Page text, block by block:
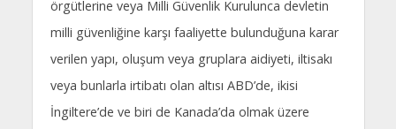
örgütlerine veya Milli Güvenlik Kurulunca devletin
milli güvenliğine karşı faaliyette bulunduğuna karar
verilen yapı, oluşum veya gruplara aidiyeti, iltisakı
veya bunlarla irtibatı olan altısı ABD’de, ikisi
İngiltere’de ve biri de Kanada’da olmak üzere